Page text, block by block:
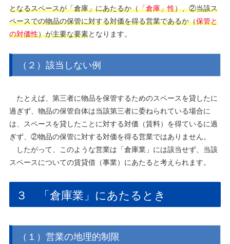
となるスペースが「倉庫」にあたるか（「倉庫」性）、②当該ス
ペースでの物品の保管に対する対価を得る営業であるか（保管と
の対価性）が主要な要素となります。
（２）該当しない例
たとえば、第三者に物品を保管するためのスペースを貸したに
過ぎず、物品の保管自体は当該第三者に委ねられている場合に
は、スペースを貸したことに対する対価（賃料）を得ているに過
ぎず、②物品の保管に対する対価を得る営業ではありません。
したがって、このような営業は「倉庫業」には該当せず、当該
スペースについての賃貸借（事業）にあたると考えられます。
３ 「倉庫業」にあたるとき
（１）営業の地理的制限